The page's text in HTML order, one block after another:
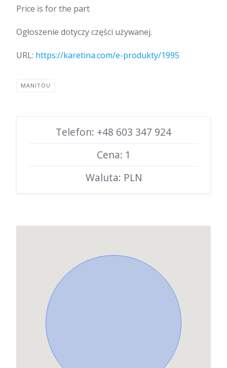
Price is for the part
Ogłoszenie dotyczy części używanej.
URL: https://karetina.com/e-produkty/1995
MANITOU
Telefon: +48 603 347 924
Cena: 1
Waluta: PLN